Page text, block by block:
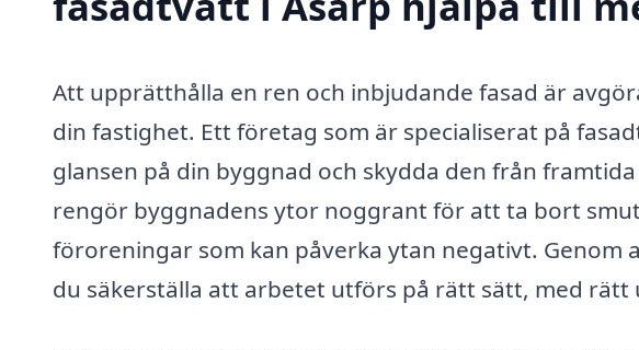
Att upprätthålla en ren och inbjudande fasad är
din fastighet. Ett företag som är specialiserat på
glansen på din byggnad och skydda den från
rengör byggnadens ytor noggrant för att ta bort
föroreningar som kan påverka ytan negativt. Genom
du säkerställa att arbetet utförs på rätt sätt, med rätt